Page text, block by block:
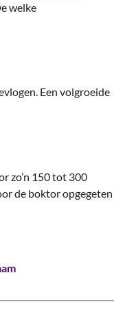
welke
Een volgroeide
zo’n 150 tot 300
de boktor opgegeten